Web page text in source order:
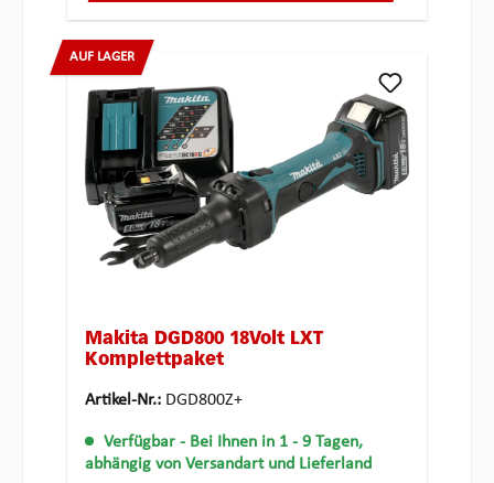
AUF LAGER
Makita DGD800 18Volt LXT
Komplettpaket
Artikel-Nr.: DGD800Z+
Verfügbar - Bei Ihnen in 1 - 9 Tagen,
abhängig von Versandart und Lieferland